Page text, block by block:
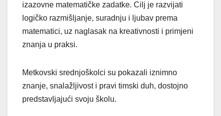
izazovne matematičke zadatke. Cilj je razvijati
logičko razmišljanje, suradnju i ljubav prema
matematici, uz naglasak na kreativnosti i primjeni
znanja u praksi.
Metkovski srednjoškolci su pokazali iznimno
znanje, snalažljivost i pravi timski duh, dostojno
predstavljajući svoju školu.